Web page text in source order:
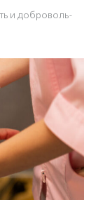
и доброволь­